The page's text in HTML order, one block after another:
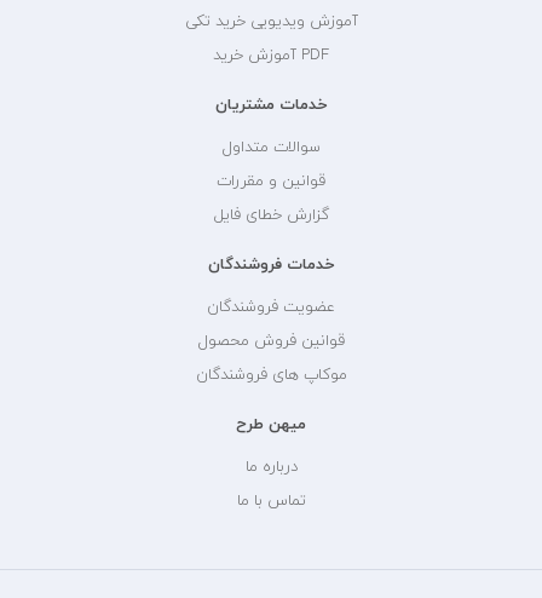
آموزش ویدیویی خرید تکی
PDF آموزش خرید
خدمات مشتریان
سوالات متداول
قوانین و مقررات
گزارش خطای فایل
خدمات فروشندگان
عضویت فروشندگان
قوانین فروش محصول
موکاپ های فروشندگان
میهن طرح
درباره ما
تماس با ما